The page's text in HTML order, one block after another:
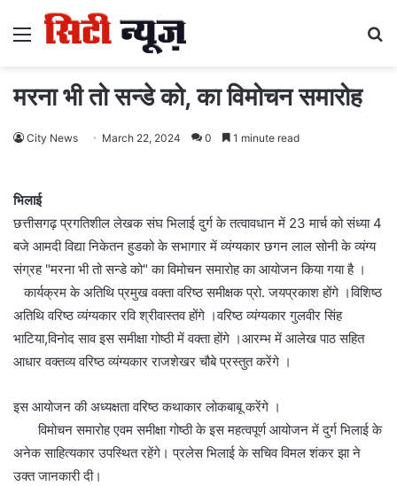
Menu
मरना भी तो सन्डे को, का विमोचन समारोह
City News March 22, 2024 0 1 minute read
भिलाई
छत्तीसगढ़ प्रगतिशील लेखक संघ भिलाई दुर्ग के तत्वावधान में 23 मार्च को संध्या 4
बजे आमदी विद्या निकेतन हुडको के सभागार में व्यंग्यकार छगन लाल सोनी के व्यंग्य
संग्रह "मरना भी तो सन्डे को" का विमोचन समारोह का आयोजन किया गया है ।
कार्यक्रम के अतिथि प्रमुख वक्ता वरिष्ठ समीक्षक प्रो. जयप्रकाश होंगे ।विशिष्ठ
अतिथि वरिष्ठ व्यंग्यकार रवि श्रीवास्तव होंगे ।वरिष्ठ व्यंग्यकार गुलवीर सिंह
भाटिया,विनोद साव इस समीक्षा गोष्ठी में वक्ता होंगे ।आरम्भ में आलेख पाठ सहित
आधार वक्तव्य वरिष्ठ व्यंग्यकार राजशेखर चौबे प्रस्तुत करेंगे ।
इस आयोजन की अध्यक्षता वरिष्ठ कथाकार लोकबाबू करेंगे ।
विमोचन समारोह एवम समीक्षा गोष्ठी के इस महत्वपूर्ण आयोजन में दुर्ग भिलाई के
अनेक साहित्यकार उपस्थित रहेंगे। प्रलेस भिलाई के सचिव विमल शंकर झा ने
उक्त जानकारी दी।